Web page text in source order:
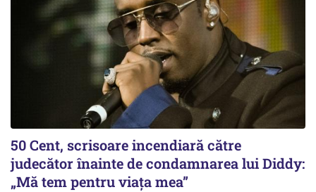
50 Cent, scrisoare incendiară către
judecător înainte de condamnarea lui Diddy:
„Mă tem pentru viața mea”